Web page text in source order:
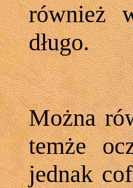
również
długo.
Można
temże
jednak